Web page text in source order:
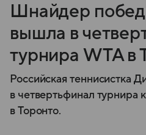
Шнайдер
вышла в
турнира WTA в
Российская теннисистка
в четвертьфинал турнира
в Торонто.